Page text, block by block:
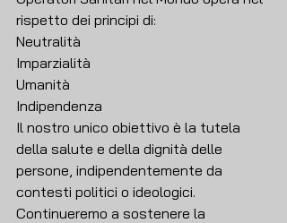
rispetto dei principi di:
Neutralità
Imparzialità
Umanità
Indipendenza
Il nostro unico obiettivo è la tutela
della salute e della dignità delle
persone, indipendentemente da
contesti politici o ideologici.
Continueremo a sostenere la